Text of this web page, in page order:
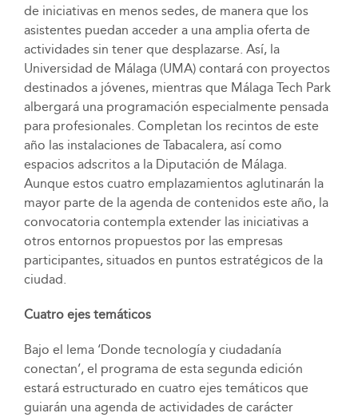
de iniciativas en menos sedes, de manera que los
asistentes puedan acceder a una amplia oferta de
actividades sin tener que desplazarse. Así, la
Universidad de Málaga (UMA) contará con proyectos
destinados a jóvenes, mientras que Málaga Tech Park
albergará una programación especialmente pensada
para profesionales. Completan los recintos de este
año las instalaciones de Tabacalera, así como
espacios adscritos a la Diputación de Málaga.
Aunque estos cuatro emplazamientos aglutinarán la
mayor parte de la agenda de contenidos este año, la
convocatoria contempla extender las iniciativas a
otros entornos propuestos por las empresas
participantes, situados en puntos estratégicos de la
ciudad.
Cuatro ejes temáticos
Bajo el lema ‘Donde tecnología y ciudadanía
conectan’, el programa de esta segunda edición
estará estructurado en cuatro ejes temáticos que
guiarán una agenda de actividades de carácter